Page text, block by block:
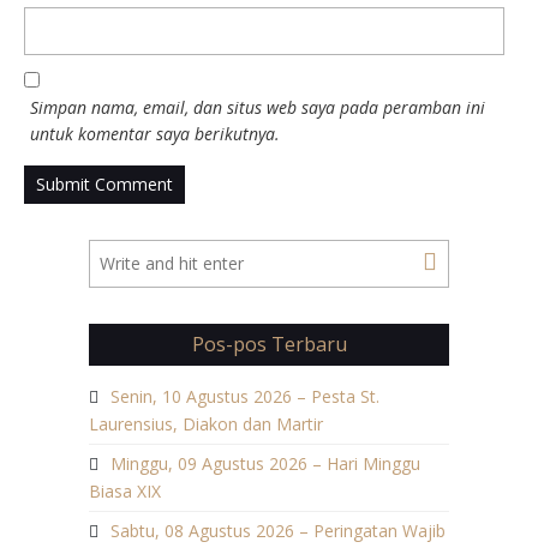
Simpan nama, email, dan situs web saya pada peramban ini
untuk komentar saya berikutnya.
Pos-pos Terbaru
Senin, 10 Agustus 2026 – Pesta St.
Laurensius, Diakon dan Martir
Minggu, 09 Agustus 2026 – Hari Minggu
Biasa XIX
Sabtu, 08 Agustus 2026 – Peringatan Wajib